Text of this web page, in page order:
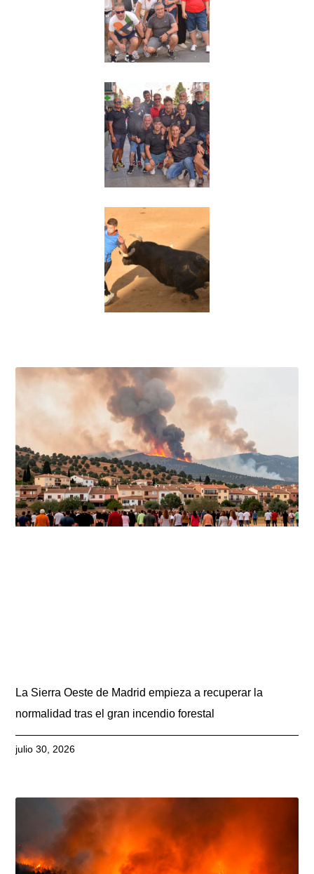
La Sierra Oeste de Madrid empieza a recuperar la
normalidad tras el gran incendio forestal
julio 30, 2026